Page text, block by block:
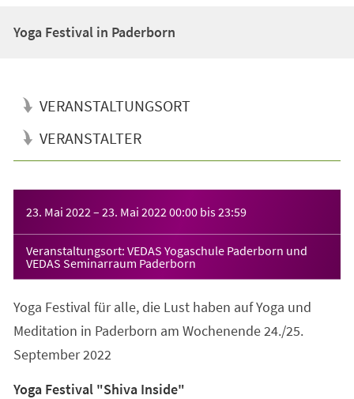
Yoga Festival in Paderborn
VERANSTALTUNGSORT
VERANSTALTER
23. Mai 2022 – 23. Mai 2022 00:00 bis23:59
Veranstaltungsort: VEDAS Yogaschule Paderborn und
VEDAS Seminarraum Paderborn
Yoga Festival für alle, die Lust haben auf Yoga und
Meditation in Paderborn am Wochenende 24./25.
September 2022
Yoga Festival "Shiva Inside"